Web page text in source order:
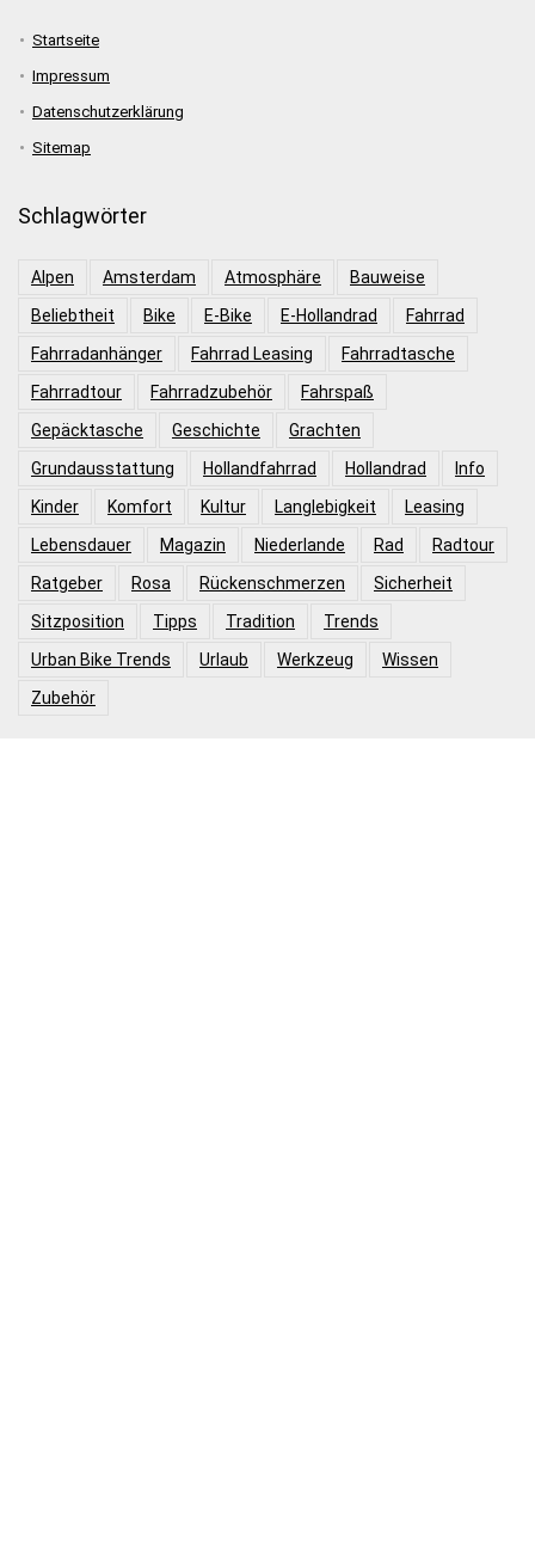
Startseite
Impressum
Datenschutzerklärung
Sitemap
Schlagwörter
Alpen Amsterdam Atmosphäre
Bauweise
Beliebtheit
Bike E-Bike E-Hollandrad
Fahrrad
Fahrradanhänger
Fahrrad Leasing
Fahrradtasche
Fahrradtour
Fahrradzubehör
Fahrspaß
Gepäcktasche
Geschichte
Grachten
Grundausstattung
Hollandfahrrad Hollandrad
Info
Kinder
Komfort Kultur Langlebigkeit
Leasing
Lebensdauer
Magazin Niederlande Rad
Radtour
Ratgeber
Rosa Rückenschmerzen
Sicherheit
Sitzposition
Tipps Tradition
Trends
Urban Bike Trends
Urlaub Werkzeug
Wissen
Zubehör